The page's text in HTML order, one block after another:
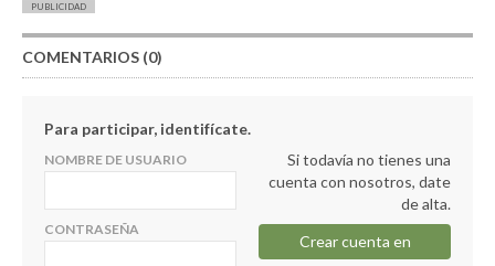
PUBLICIDAD
COMENTARIOS (0)
Para participar, identifícate.
NOMBRE DE USUARIO
CONTRASEÑA
Si todavía no tienes una
cuenta con nosotros, date
de alta.
Crear cuenta en